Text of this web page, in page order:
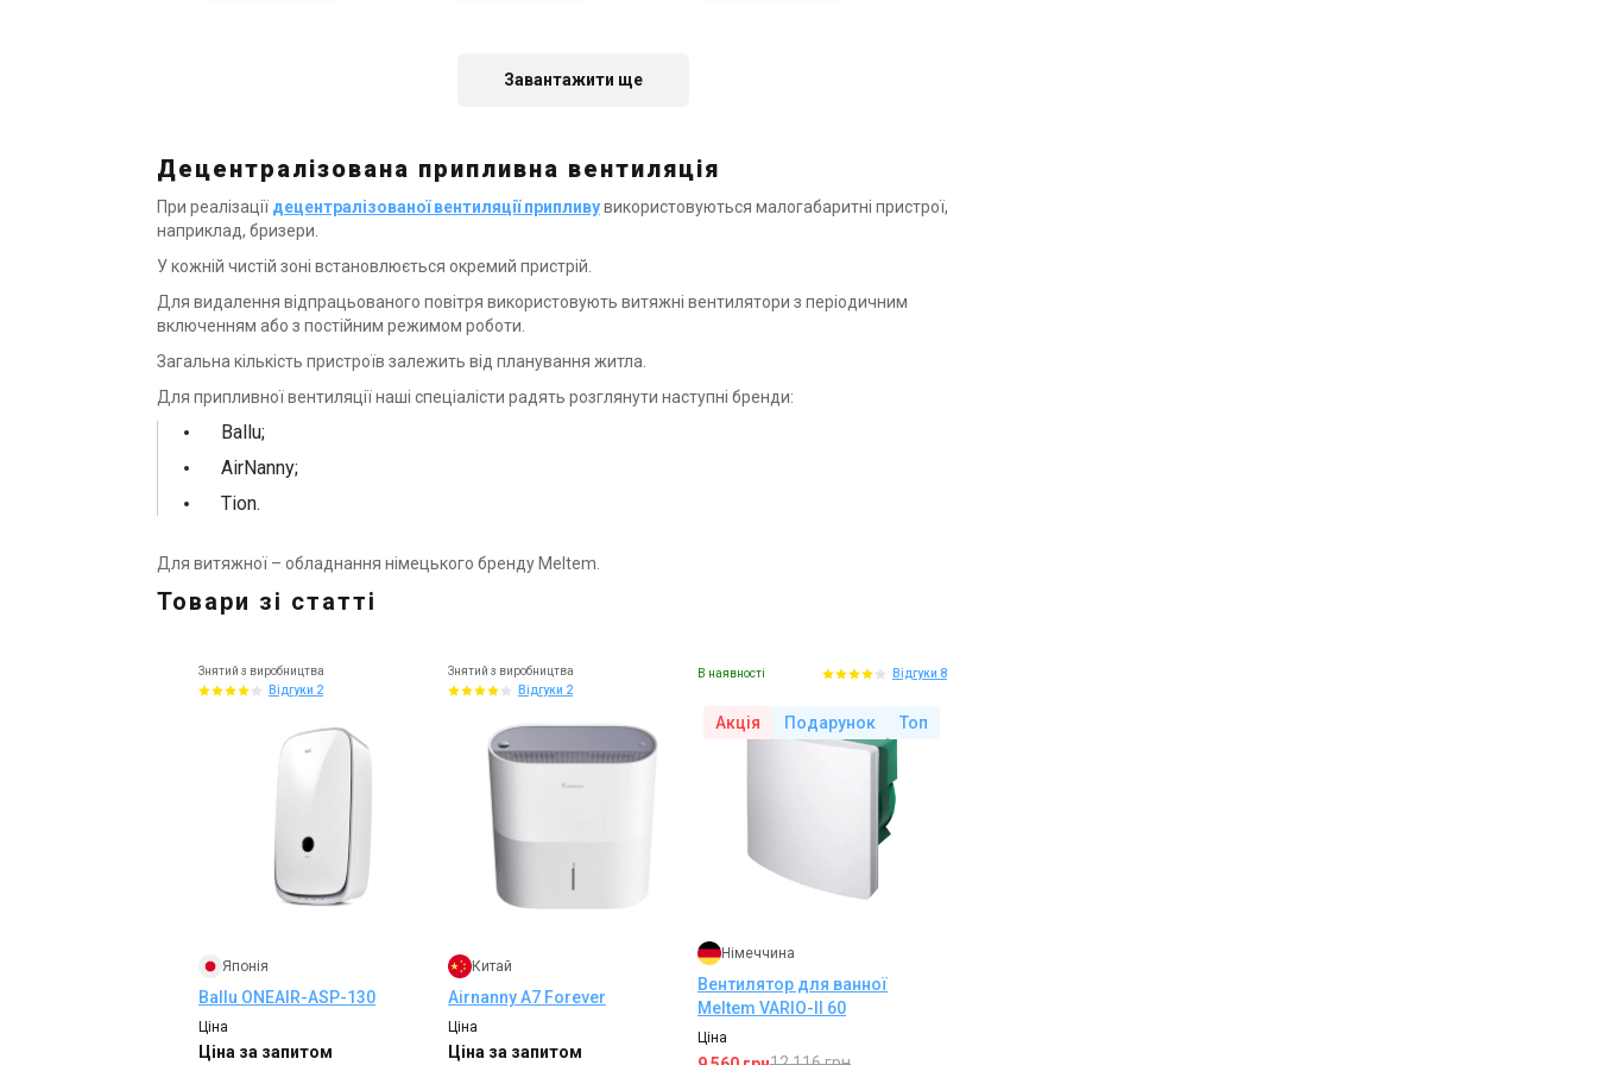
Литва
Припливно-витяжна
установка Salda Smarty 3x 1.1
130 160 грн162 700 грн
Завантажити ще
Децентралізована припливна вентиляція
При реалізації децентралізованої вентиляції припливувикористовуються малогабаритні пристрої,
наприклад, бризери.
У кожній чистій зоні встановлюється окремий пристрій.
Для видалення відпрацьованого повітря використовують витяжні вентилятори з періодичним
включенням або з постійним режимом роботи.
Загальна кількість пристроїв залежить від планування житла.
Для припливної вентиляції наші спеціалісти радять розглянути наступні бренди:
Ballu;
AirNanny;
Tion.
Для витяжної – обладнання німецького бренду Meltem.
Товари зі статті
Знятий з виробництва
Відгуки 2
Японія
Ballu ONEAIR-ASP-130
Ціна
Ціна за запитом
Знятий з виробництва
Відгуки 2
Китай
Airnanny A7 Forever
Ціна
Ціна за запитом
В наявності Відгуки 8
Акція Подарунок Топ
Німеччина
Вентилятор для ванної
Meltem VARIO-II 60
Ціна